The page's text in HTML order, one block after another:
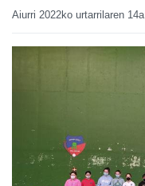
Aiurri 2022ko urtarrilaren 14a